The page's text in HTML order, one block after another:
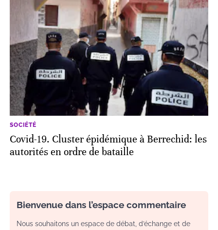
SOCIÉTÉ
Covid-19. Cluster épidémique à Berrechid: les
autorités en ordre de bataille
Bienvenue dans l’espace commentaire
Nous souhaitons un espace de débat, d’échange et de